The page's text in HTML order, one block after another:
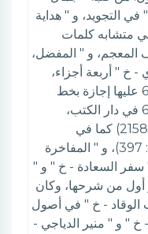
في التجويد، و " هداية
متشابه كلمات
المعجم، و " المفضل،
" أربعة أجزاء،
منه نسخة كتبت سنة 632 عليها إجازة بخط
المؤلف، مؤرخة سنة 638 في دار الكتب،
تصويرا عن أحمد الثالث (2158) كما في
المخطوطات المصورة (1: 397)، و " المفاخرة
سفر السعادة - خ " و "
من شرحها، وكان
الوقاد - خ " في أصول
خ " و " منير الدياجي -